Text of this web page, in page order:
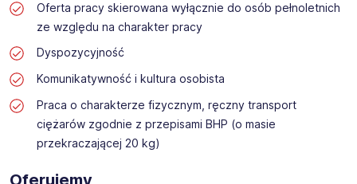
Oferta pracy skierowana wyłącznie do osób pełnoletnich
ze względu na charakter pracy
Dyspozycyjność
Komunikatywność i kultura osobista
Praca o charakterze fizycznym, ręczny transport
ciężarów zgodnie z przepisami BHP (o masie
przekraczającej 20 kg)